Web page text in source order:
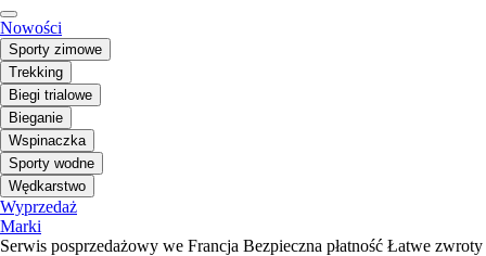
Nowości
Sporty zimowe
Trekking
Biegi trialowe
Bieganie
Wspinaczka
Sporty wodne
Wędkarstwo
Wyprzedaż
Marki
Serwis posprzedażowy we Francja Bezpieczna płatność Łatwe zwroty